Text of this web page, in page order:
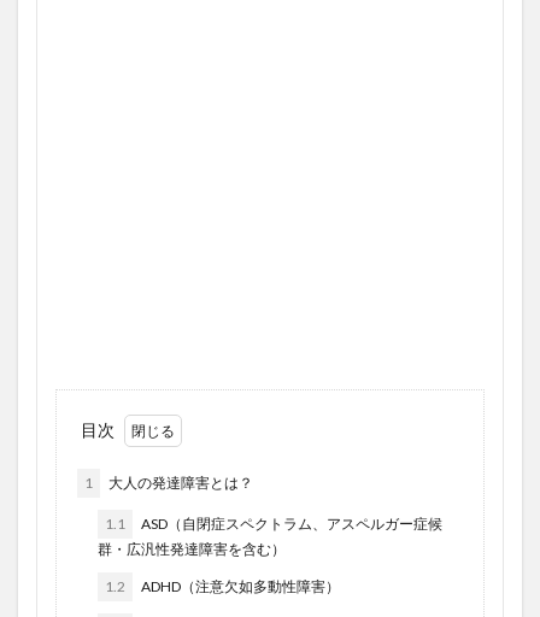
目次
1 大人の発達障害とは？
1.1
ASD（自閉症スペクトラム、アスペルガー症候
群・広汎性発達障害を含む）
1.2 ADHD（注意欠如多動性障害）